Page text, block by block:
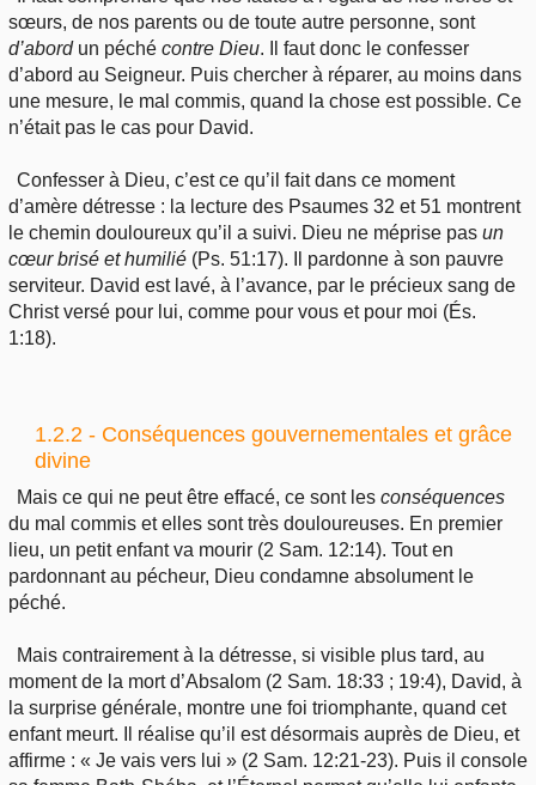
sœurs, de nos parents ou de toute autre personne, sont
d’abordun péché contre Dieu. Il faut donc le confesser
d’abord au Seigneur. Puis chercher à réparer, au moins dans
une mesure, le mal commis, quand la chose est possible. Ce
n’était pas le cas pour David.
Confesser à Dieu, c’est ce qu’il fait dans ce moment
d’amère détresse : la lecture des Psaumes 32 et 51 montrent
le chemin douloureux qu’il a suivi. Dieu ne méprise pas un
cœur brisé et humilié (Ps. 51:17). Il pardonne à son pauvre
serviteur. David est lavé, à l’avance, par le précieux sang de
Christ versé pour lui, comme pour vous et pour moi (És.
1:18).
1.2.2 - Conséquences gouvernementales et grâce
divine
Mais ce qui ne peut être effacé, ce sont lesconséquences
du mal commis et elles sont très douloureuses. En premier
lieu, un petit enfant va mourir (2 Sam. 12:14). Tout en
pardonnant au pécheur, Dieu condamne absolument le
péché.
Mais contrairement à la détresse, si visible plus tard, au
moment de la mort d’Absalom (2 Sam. 18:33 ; 19:4), David, à
la surprise générale, montre une foi triomphante, quand cet
enfant meurt. Il réalise qu’il est désormais auprès de Dieu, et
affirme : « Je vais vers lui » (2 Sam. 12:21-23). Puis il console